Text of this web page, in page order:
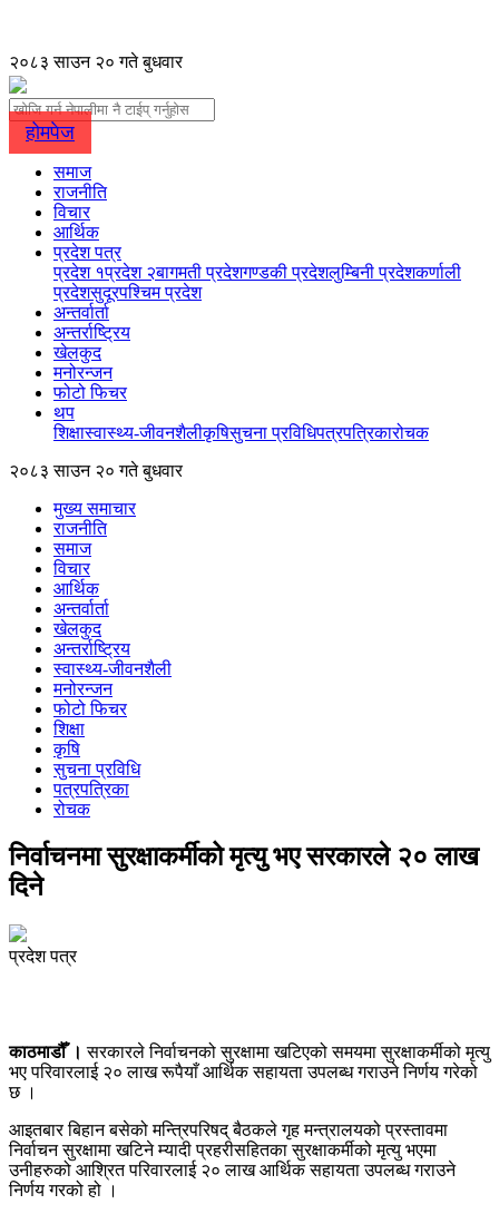
२०८३ साउन २० गते बुधवार
होमपेज
समाज
राजनीति
विचार
आर्थिक
प्रदेश पत्र
प्रदेश १प्रदेश २बागमती प्रदेशगण्डकी प्रदेशलुम्बिनी प्रदेशकर्णाली
प्रदेशसुदूरपश्चिम प्रदेश
अन्तर्वार्ता
अन्तर्राष्ट्रिय
खेलकुद
मनोरन्जन
फोटो फिचर
थप
शिक्षास्वास्थ्य-जीवनशैलीकृषिसुचना प्रविधिपत्रपत्रिकारोचक
२०८३ साउन २० गते बुधवार
मुख्य समाचार
राजनीति
समाज
विचार
आर्थिक
अन्तर्वार्ता
खेलकुद
अन्तर्राष्ट्रिय
स्वास्थ्य-जीवनशैली
मनोरन्जन
फोटो फिचर
शिक्षा
कृषि
सुचना प्रविधि
पत्रपत्रिका
रोचक
निर्वाचनमा सुरक्षाकर्मीको मृत्यु भए सरकारले २० लाख
दिने
प्रदेश पत्र
काठमाडौँ । सरकारले निर्वाचनको सुरक्षामा खटिएको समयमा सुरक्षाकर्मीको मृत्यु
भए परिवारलाई २० लाख रूपैयाँ आर्थिक सहायता उपलब्ध गराउने निर्णय गरेको
छ ।
आइतबार बिहान बसेको मन्त्रिपरिषद् बैठकले गृह मन्त्रालयको प्रस्तावमा
निर्वाचन सुरक्षामा खटिने म्यादी प्रहरीसहितका सुरक्षाकर्मीको मृत्यु भएमा
उनीहरुको आश्रित परिवारलाई २० लाख आर्थिक सहायता उपलब्ध गराउने
निर्णय गरको हो ।